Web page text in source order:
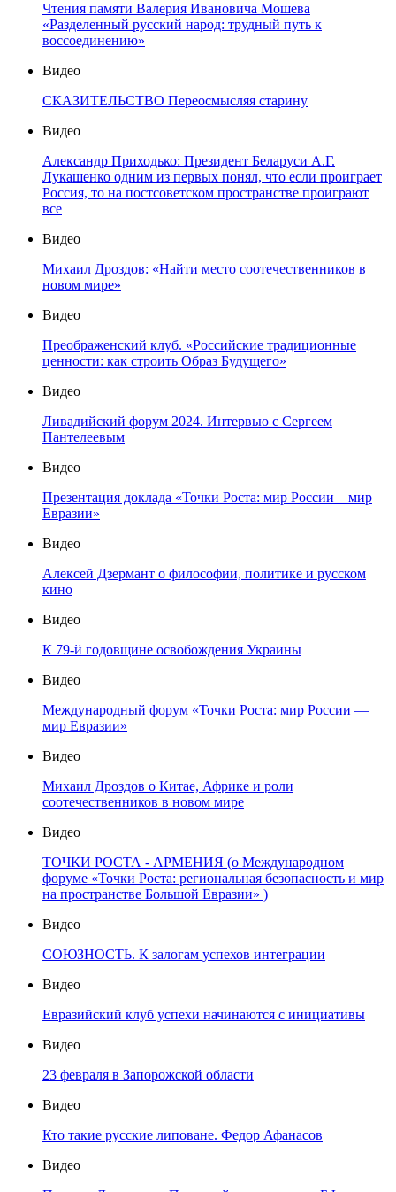
Чтения памяти Валерия Ивановича Мошева
«Разделенный русский народ: трудный путь к
воссоединению»
Видео
СКАЗИТЕЛЬСТВО Переосмысляя старину
Видео
Александр Приходько: Президент Беларуси А.Г.
Лукашенко одним из первых понял, что если проиграет
Россия, то на постсоветском пространстве проиграют
все
Видео
Михаил Дроздов: «Найти место соотечественников в
новом мире»
Видео
Преображенский клуб. «Российские традиционные
ценности: как строить Образ Будущего»
Видео
Ливадийский форум 2024. Интервью с Сергеем
Пантелеевым
Видео
Презентация доклада «Точки Роста: мир России – мир
Евразии»
Видео
Алексей Дзермант о философии, политике и русском
кино
Видео
К 79-й годовщине освобождения Украины
Видео
Международный форум «Точки Роста: мир России —
мир Евразии»
Видео
Михаил Дроздов о Китае, Африке и роли
соотечественников в новом мире
Видео
ТОЧКИ РОСТА - АРМЕНИЯ (о Международном
форуме «Точки Роста: региональная безопасность и мир
на пространстве Большой Евразии» )
Видео
СОЮЗНОСТЬ. К залогам успехов интеграции
Видео
Евразийский клуб успехи начинаются с инициативы
Видео
23 февраля в Запорожской области
Видео
Кто такие русские липоване. Федор Афанасов
Видео